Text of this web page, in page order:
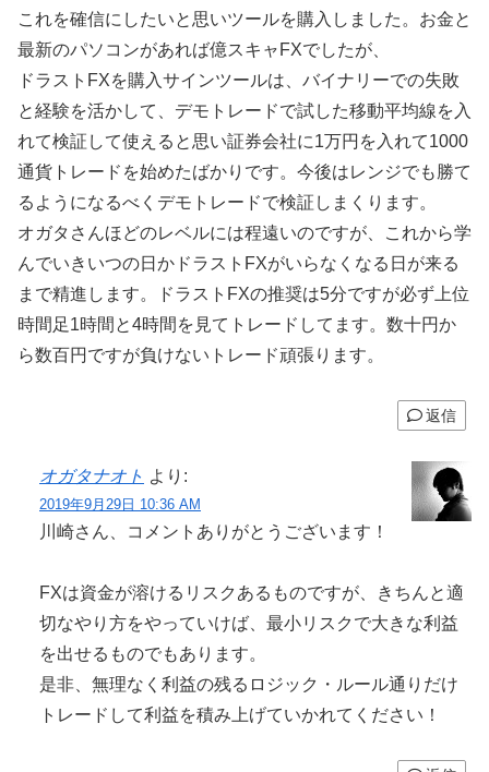
これを確信にしたいと思いツールを購入しました。お金と
最新のパソコンがあれば億スキャFXでしたが、
ドラストFXを購入サインツールは、バイナリーでの失敗
と経験を活かして、デモトレードで試した移動平均線を入
れて検証して使えると思い証券会社に1万円を入れて1000
通貨トレードを始めたばかりです。今後はレンジでも勝て
るようになるべくデモトレードで検証しまくります。
オガタさんほどのレベルには程遠いのですが、これから学
んでいきいつの日かドラストFXがいらなくなる日が来る
まで精進します。ドラストFXの推奨は5分ですが必ず上位
時間足1時間と4時間を見てトレードしてます。数十円か
ら数百円ですが負けないトレード頑張ります。
返信
オガタナオト より:
2019年9月29日 10:36 AM
川崎さん、コメントありがとうございます！
FXは資金が溶けるリスクあるものですが、きちんと適
切なやり方をやっていけば、最小リスクで大きな利益
を出せるものでもあります。
是非、無理なく利益の残るロジック・ルール通りだけ
トレードして利益を積み上げていかれてください！